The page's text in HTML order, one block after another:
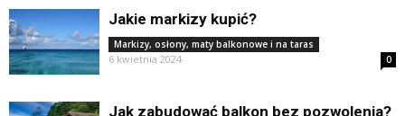
Jakie markizy kupić?
Markizy, osłony, maty balkonowe i na taras
6 kwietnia 2024 0
Jak zabudować balkon bez pozwolenia?